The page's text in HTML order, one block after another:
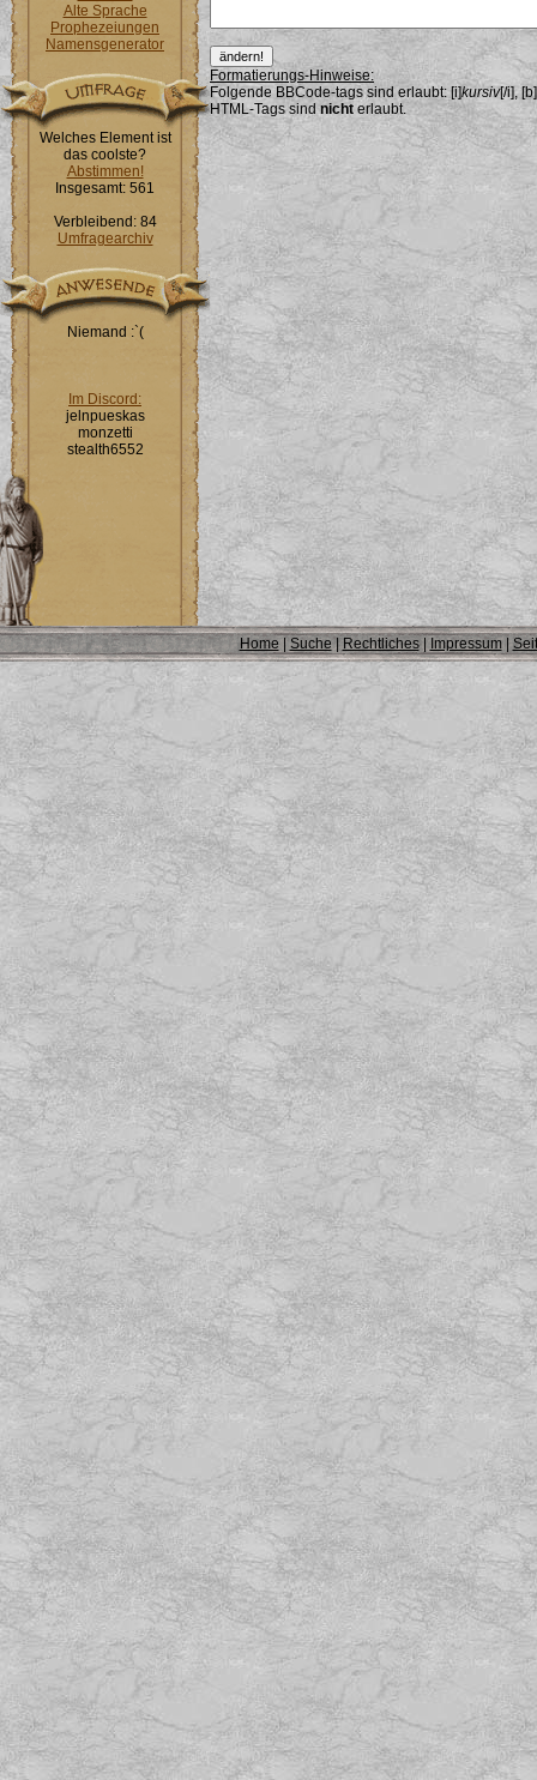
Alte Sprache
Prophezeiungen
Namensgenerator
Welches Element ist
das coolste?
Abstimmen!
Insgesamt: 561
Verbleibend: 84
Umfragearchiv
Niemand :`(
Im Discord:
jelnpueskas
monzetti
stealth6552
Formatierungs-Hinweise:
Folgende BBCode-tags sind erlaubt: [i]kursiv[/i], [b]
HTML-Tags sindnicht erlaubt.
Home| Suche | Rechtliches| Impressum|